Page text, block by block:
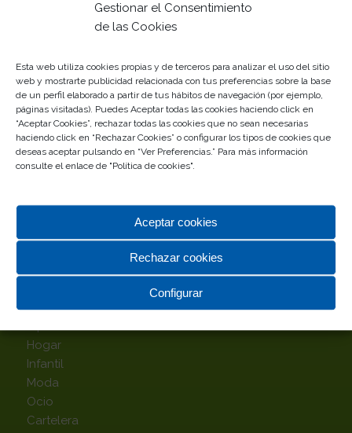
Gestionar el Consentimiento
de las Cookies
Esta web utiliza cookies propias y de terceros para analizar el uso del sitio
web y mostrarte publicidad relacionada con tus preferencias sobre la base
de un perfil elaborado a partir de tus hábitos de navegación (por ejemplo,
páginas visitadas). Puedes Aceptar todas las cookies haciendo click en
“Aceptar Cookies”, rechazar todas las cookies que no sean necesarias
haciendo click en “Rechazar Cookies” o configurar los tipos de cookies que
deseas aceptar pulsando en “Ver Preferencias.” Para más información
consulte el enlace de "Política de cookies".
Aceptar cookies
Rechazar cookies
Configurar
Tu centro comercial de siempre… Desde siempre con
Gestionado por
TOP CATEGORÍAS
Deportes
Hogar
Infantil
Moda
Ocio
Cartelera